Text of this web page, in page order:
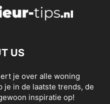
US
je over alle woning
je in de laatste trends, de
inspiratie op!